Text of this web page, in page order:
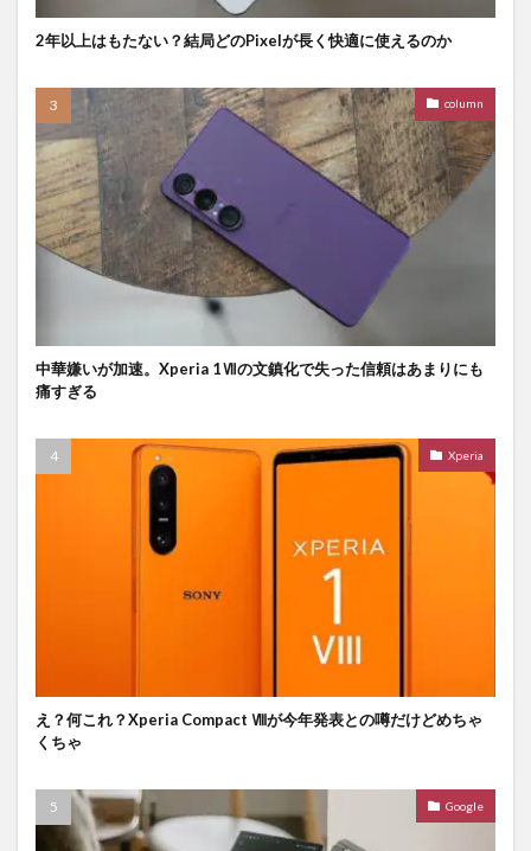
2年以上はもたない？結局どのPixelが長く快適に使えるのか
column
中華嫌いが加速。Xperia 1Ⅶの文鎮化で失った信頼はあまりにも
痛すぎる
Xperia
え？何これ？Xperia Compact Ⅷが今年発表との噂だけどめちゃ
くちゃ
Google